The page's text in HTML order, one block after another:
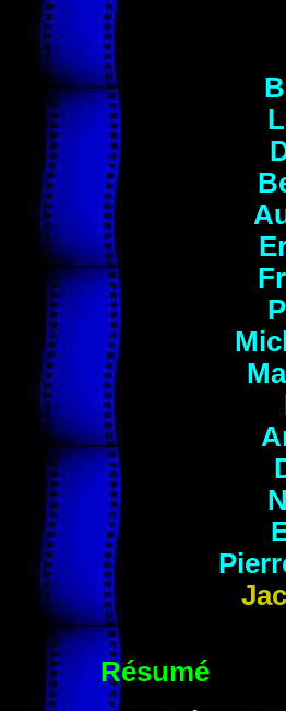
Résumé